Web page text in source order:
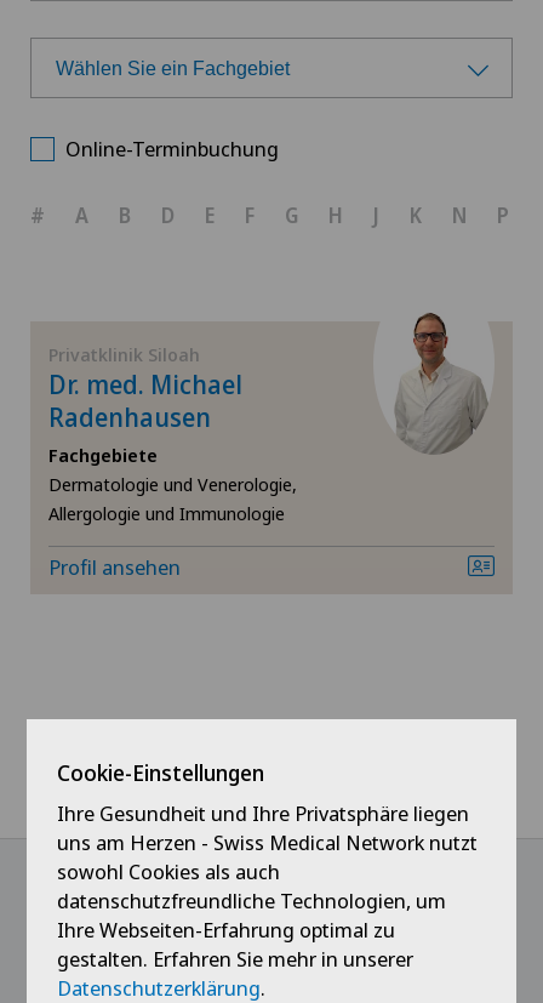
Wählen Sie ein Fachgebiet
Anästhesiologie
Bänderriss / Bandverletzung
Dermatologie und Venerologie
Fuss- und Sprunggelenkchirurgie
Hallux Valgus
Hals-Nasen-Ohren-Heilkunde (HNO)
Handchirurgie
Hernien (Leistenbrüche)
Online-Terminbuchung
# A B D E F G H J K N P
Privatklinik Siloah
Dr. med. Michael
Radenhausen
Fachgebiete
Dermatologie und Venerologie,
Allergologie und Immunologie
Profil ansehen
@Follow our news
Cookie-Einstellungen
Ihre Gesundheit und Ihre Privatsphäre liegen
uns am Herzen - Swiss Medical Network nutzt
sowohl Cookies als auch
datenschutzfreundliche Technologien, um
Ihre Webseiten-Erfahrung optimal zu
gestalten. Erfahren Sie mehr in unserer
Datenschutzerklärung.